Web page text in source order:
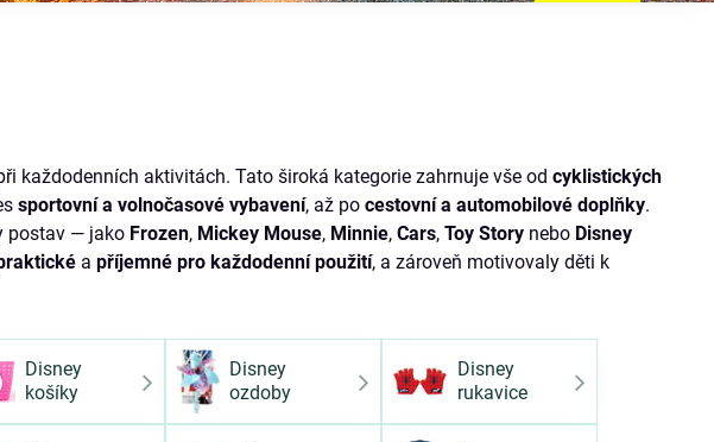
každodenních aktivitách. Tato široká kategorie zahrnuje vše odcyklistických
sportovní a volnočasové vybavení, až pocestovní a automobilové doplňky.
postav — jako Frozen, Mickey Mouse, Minnie,Cars,Toy Story nebo Disney
apříjemné pro každodenní použití, a zároveň motivovaly děti k
Disney
košíky
Disney
ozdoby
Disney
rukavice